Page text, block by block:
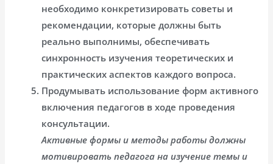
необходимо конкретизировать советы и
рекомендации, которые должны быть
реально выполнимы, обеспечивать
синхронность изучения теоретических и
практических аспектов каждого вопроса.
Продумывать использование форм активного
включения педагогов в ходе проведения
консультации.
Активные формы и методы работы должны
мотивировать педагога на изучение темы и